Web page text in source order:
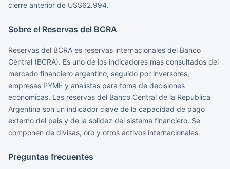
cierre anterior de US$62.994.
Sobre el Reservas del BCRA
Reservas del BCRA es reservas internacionales del Banco
Central (BCRA). Es uno de los indicadores mas consultados del
mercado financiero argentino, seguido por inversores,
empresas PYME y analistas para toma de decisiones
economicas. Las reservas del Banco Central de la Republica
Argentina son un indicador clave de la capacidad de pago
externo del pais y de la solidez del sistema financiero. Se
componen de divisas, oro y otros activos internacionales.
Preguntas frecuentes